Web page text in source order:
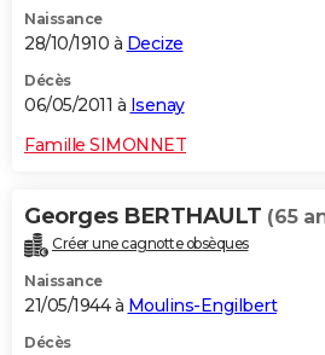
Naissance
28/10/1910 à Decize
Décès
06/05/2011 à Isenay
Famille SIMONNET
Georges BERTHAULT (65
Créer une cagnotte obsèques
Naissance
21/05/1944 à Moulins-Engilbert
Décès